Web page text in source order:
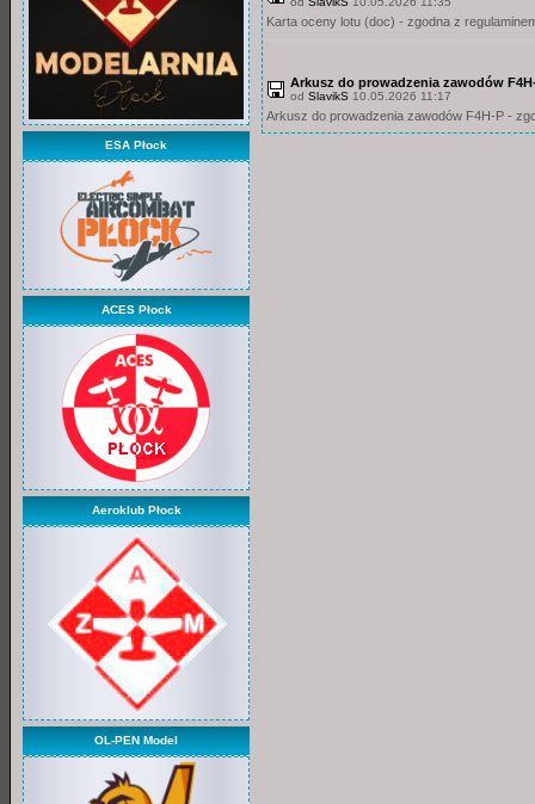
ESA Płock
ACES Płock
Aeroklub Płock
OL-PEN Model
Karta oceny lotu (doc) - zgodna z
Arkusz do prowadzenia zawodów
od SlavikS 10.05.2026 11:17
Arkusz do prowadzenia zawodów F4H-P -